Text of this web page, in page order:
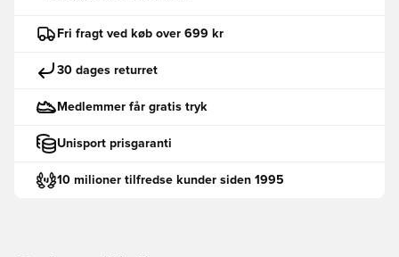
Fri fragt ved køb over 699 kr
30 dages returret
Medlemmer får gratis tryk
Unisport prisgaranti
10 milioner tilfredse kunder siden 1995